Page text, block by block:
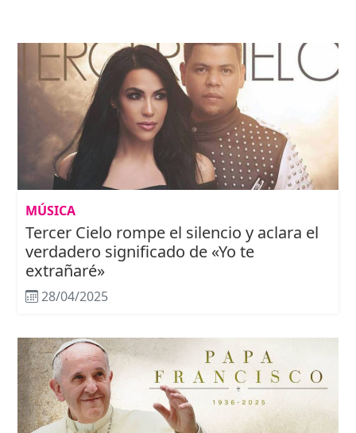
MÚSICA
Tercer Cielo rompe el silencio y aclara el
verdadero significado de «Yo te
extrañaré»
28/04/2025